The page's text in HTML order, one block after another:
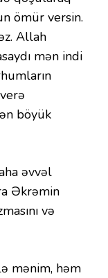
ömür versin.
Allah
mən indi
böyük
əvvəl
Əkrəmin
və
mənim, həm